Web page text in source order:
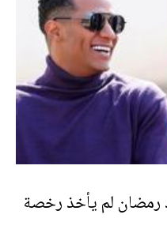
رمضان لم يأخذ رخصة